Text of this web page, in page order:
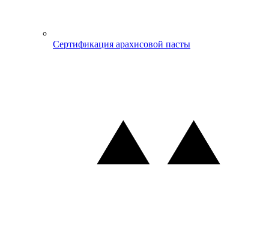
Сертификация арахисовой пасты